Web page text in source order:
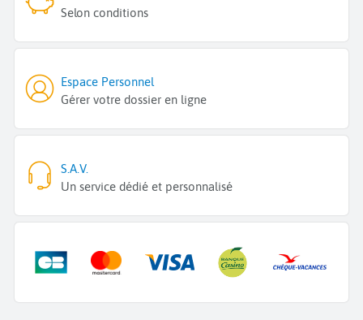
Selon conditions
Espace Personnel
Gérer votre dossier en ligne
S.A.V.
Un service dédié et personnalisé